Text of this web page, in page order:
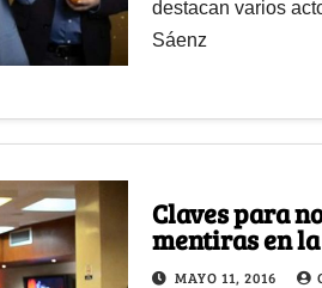
destacan varios
Sáenz
Claves para
mentiras en
MAYO 11, 2016